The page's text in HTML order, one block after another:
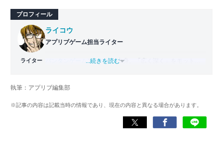
プロフィール
ライター
ライコウ
アプリブゲーム担当ライター
バンタンゲームアカデミー 出身。「広く深く」をモットー
ゲームだけでも1,000本以上。ゲーム開発者を目指した経験
くして面白さを引き出し、人々に伝えるためゲームライタ
...続きを読む
執筆：アプリブ編集部
※記事の内容は記載当時の情報であり、現在の内容と異なる場合があります。